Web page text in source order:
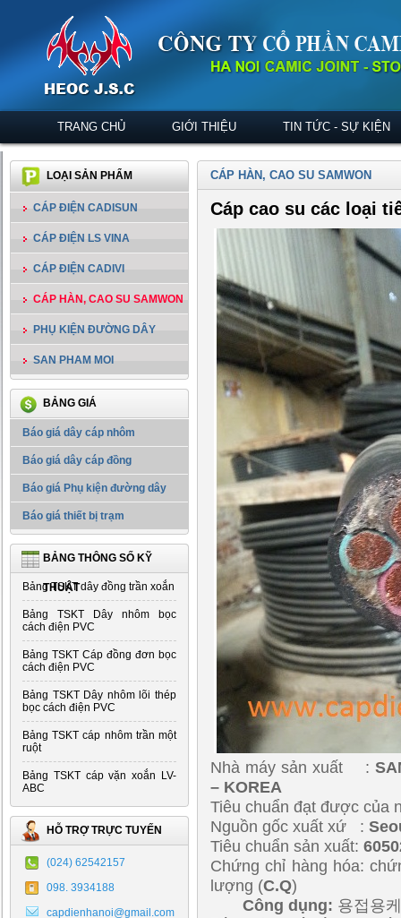
TRANG CHỦ GIỚI THIỆU TIN TỨC - SỰ KIỆN
LOẠI SẢN PHẨM
CÁP ĐIỆN CADISUN
CÁP ĐIỆN LS VINA
CÁP ĐIỆN CADIVI
CÁP HÀN, CAO SU SAMWON
PHỤ KIỆN ĐƯỜNG DÂY
SAN PHAM MOI
BẢNG GIÁ
Báo giá dây cáp nhôm
Báo giá dây cáp đồng
Báo giá Phụ kiện đường dây
Báo giá thiết bị trạm
BẢNG THÔNG SỐ KỸ
THUẬT
Bảng TSKT dây đồng trần xoắn
Bảng TSKT Dây nhôm bọc
cách điện PVC
Bảng TSKT Cáp đồng đơn bọc
cách điện PVC
Bảng TSKT Dây nhôm lõi thép
bọc cách điện PVC
Bảng TSKT cáp nhôm trần một
ruột
Bảng TSKT cáp vặn xoắn LV-
ABC
HỖ TRỢ TRỰC TUYẾN
(024) 62542157
098. 3934188
capdienhanoi@gmail.com
CÁP HÀN, CAO SU SAMWON
Cáp cao su các loại
Nhà máy sản xuất :
– KOREA
Tiêu chuẩn đạt được của
Nguồn gốc xuất xứ :
Tiêu chuẩn sản xuất:
Chứng chỉ hàng hóa:
lượng (C.Q)
Công dụng: 용접용